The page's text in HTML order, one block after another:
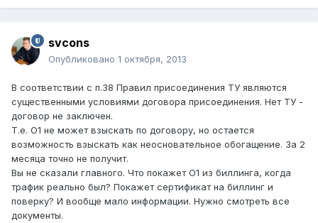
svcons
Опубликовано 1 октября, 2013
В соответствии с п.38 Правил присоединения ТУ являются
существенными условиями договора присоединения. Нет ТУ -
договор не заключен.
Т.е. О1 не может взыскать по договору, но остается
возможность взыскать как неосновательное обогащение. За 2
месяца точно не получит.
Вы не сказали главного. Что покажет О1 из биллинга, когда
трафик реально был? Покажет сертификат на биллинг и
поверку? И вообще мало информации. Нужно смотреть все
документы.